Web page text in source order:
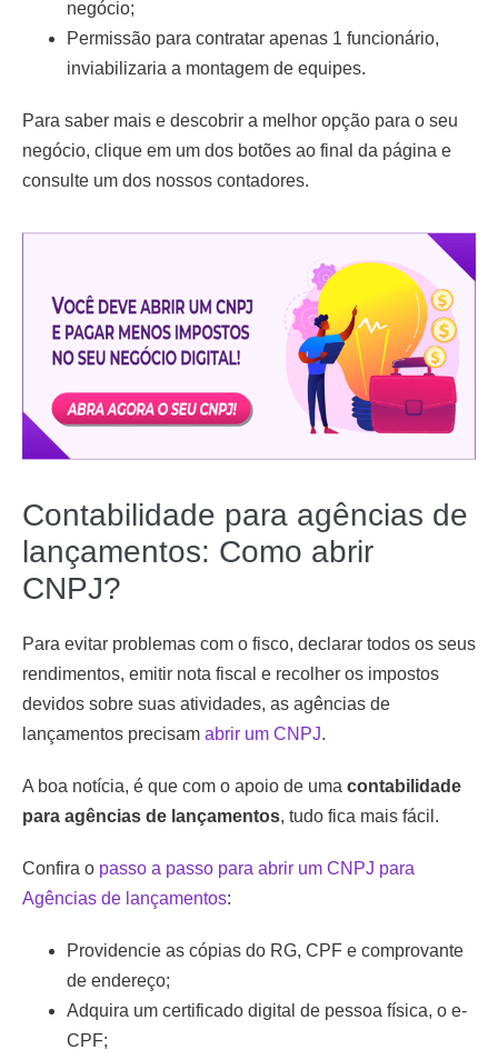
negócio;
Permissão para contratar apenas 1 funcionário,
inviabilizaria a montagem de equipes.
Para saber mais e descobrir a melhor opção para o seu
negócio, clique em um dos botões ao final da página e
consulte um dos nossos contadores.
Contabilidade para agências de
lançamentos: Como abrir
CNPJ?
Para evitar problemas com o fisco, declarar todos os seus
rendimentos, emitir nota fiscal e recolher os impostos
devidos sobre suas atividades, as agências de
lançamentos precisam abrir um CNPJ.
A boa notícia, é que com o apoio de uma contabilidade
para agências de lançamentos, tudo fica mais fácil.
Confira o passo a passo para abrir um CNPJ para
Agências de lançamentos:
Providencie as cópias do RG, CPF e comprovante
de endereço;
Adquira um certificado digital de pessoa física, o e-
CPF;